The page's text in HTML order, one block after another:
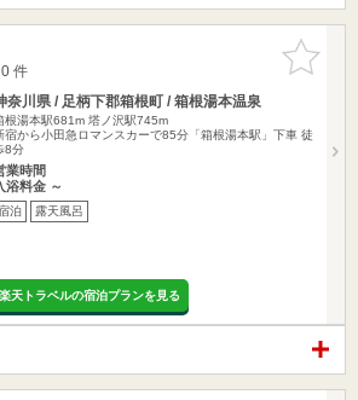
お気に入
りに追加
件
奈川県 / 足柄下郡箱根町 / 箱根湯本温泉
根湯本駅681m 塔ノ沢駅745m
宿から小田急ロマンスカーで85分「箱根湯本駅」下車 徒
8分
業時間
浴料金 ～
泊 露天風呂
楽天トラベルの宿泊プランを見る